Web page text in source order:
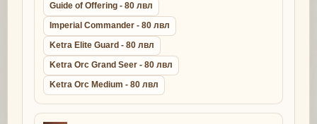
Guide of Offering - 80 лвл
Imperial Commander - 80 лвл
Ketra Elite Guard - 80 лвл
Ketra Orc Grand Seer - 80 лвл
Ketra Orc Medium - 80 лвл